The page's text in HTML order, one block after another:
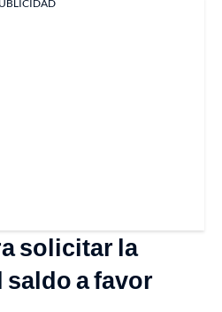
solicitar la
a favor